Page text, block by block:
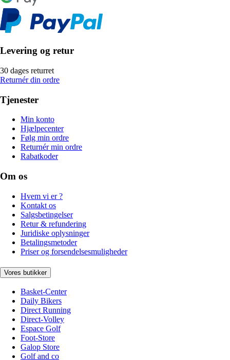
Levering og retur
30 dages returret
Returnér din ordre
Tjenester
Min konto
Hjælpecenter
Følg min ordre
Returnér min ordre
Rabatkoder
Om os
Hvem vi er ?
Kontakt os
Salgsbetingelser
Retur & refundering
Juridiske oplysninger
Betalingsmetoder
Priser og forsendelsesmuligheder
Vores butikker
Basket-Center
Daily Bikers
Direct Running
Direct-Volley
Espace Golf
Foot-Store
Galop Store
Golf and co